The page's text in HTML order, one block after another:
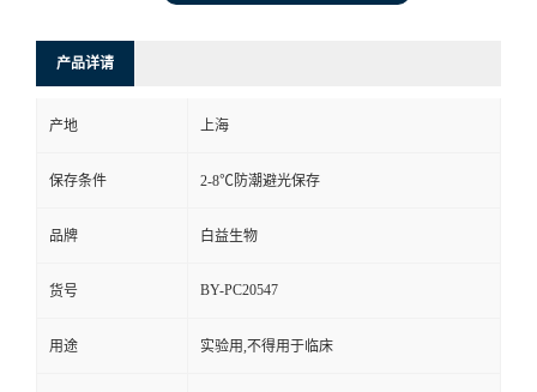
产品详请
产地 上海
保存条件 2-8℃防潮避光保存
品牌 白益生物
货号 BY-PC20547
用途 实验用,不得用于临床